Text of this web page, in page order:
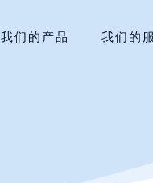
我们的产品 我们的